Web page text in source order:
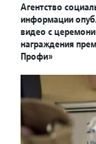
Агентство
информации
видео с
награждения
Профи»